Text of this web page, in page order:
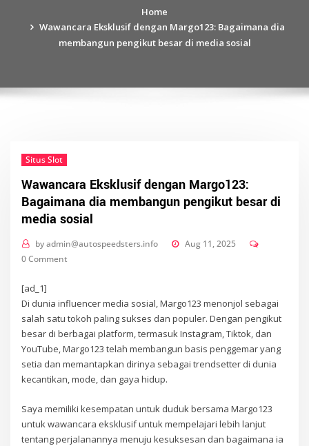
Home
Wawancara Eksklusif dengan Margo123: Bagaimana dia
membangun pengikut besar di media sosial
Situs Slot
Wawancara Eksklusif dengan Margo123:
Bagaimana dia membangun pengikut besar di
media sosial
byadmin@autospeedsters.info
Aug 11, 2025
0 Comment
[ad_1]
Di dunia influencer media sosial, Margo123 menonjol sebagai
salah satu tokoh paling sukses dan populer. Dengan pengikut
besar di berbagai platform, termasuk Instagram, Tiktok, dan
YouTube, Margo123 telah membangun basis penggemar yang
setia dan memantapkan dirinya sebagai trendsetter di dunia
kecantikan, mode, dan gaya hidup.
Saya memiliki kesempatan untuk duduk bersama Margo123
untuk wawancara eksklusif untuk mempelajari lebih lanjut
tentang perjalanannya menuju kesuksesan dan bagaimana ia